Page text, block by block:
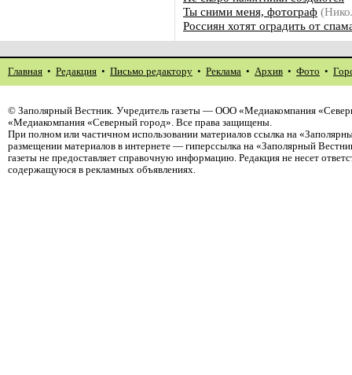
Ты сними меня, фотограф
Россиян хотят оградить от
Главная • Редакция • Письмо редактору • Реклама • Архив • Фото •
© Заполярный Вестник. Учредитель газеты — ООО «Медиакомпания
«Медиакомпания «Северный город». Все права защищены.
При полном или частичном использовании материалов ссылка на
размещении материалов в интернете — гиперссылка на «Заполярный
газеты не предоставляет справочную информацию. Редакция не несет
содержащуюся в рекламных объявлениях.